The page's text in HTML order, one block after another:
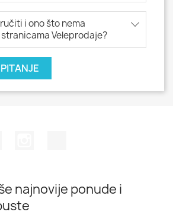
i ono što nema
Veleprodaje?
najnovije ponude i